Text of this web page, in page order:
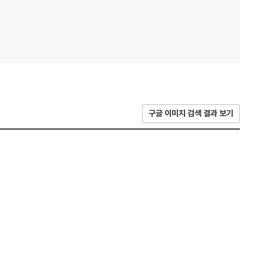
구글 이미지 검색 결과 보기